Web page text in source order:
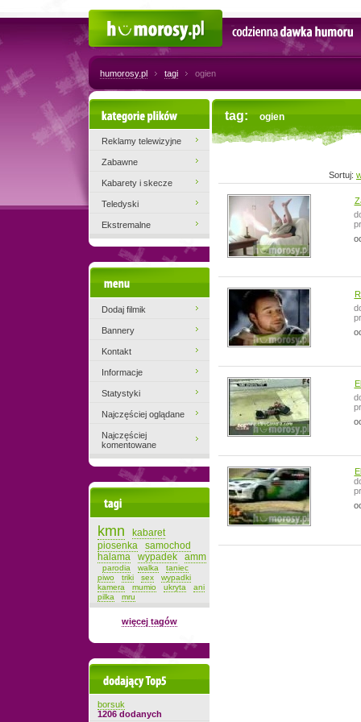
Codzienna dawka humoru
humorosy.pl tagi ogien
tag: ogien
Sortuj:
Kategorie plików
Reklamy telewizyjne
Zabawne
Kabarety i skecze
Teledyski
Ekstremalne
Dodaj filmik
Bannery
Kontakt
Informacje
Statystyki
Najczęściej oglądane
Najczęściej
komentowane
kmn
kabaret
piosenka
samochod
halama
wypadek amm
parodia walka
taniec
piwo
triki sex
wypadki
kamera
mumio ukryta
ani
pilka
mru
więcej tagów
Dodający top-5
borsuk
1206 dodanych